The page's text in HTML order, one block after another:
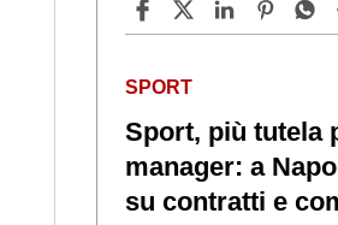
SPORT
Sport, più tutela
manager: a
su contratti e